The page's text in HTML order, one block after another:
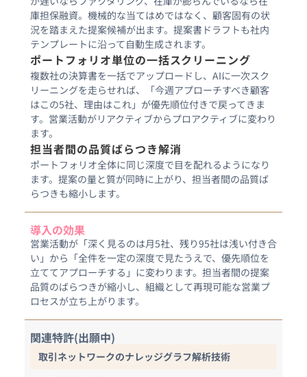
庫担保融資。機械的な当てはめではなく、顧客固有の状
況を踏まえた提案候補が出ます。提案書ドラフトも社内
テンプレートに沿って自動生成されます。
ポートフォリオ単位の一括スクリーニング
複数社の決算書を一括でアップロードし、AIに一次スク
リーニングを走らせれば、「今週アプローチすべき顧客
はこの5社、理由はこれ」が優先順位付きで戻ってきま
す。営業活動がリアクティブからプロアクティブに変わり
ます。
担当者間の品質ばらつき解消
ポートフォリオ全体に同じ深度で目を配れるようになり
ます。提案の量と質が同時に上がり、担当者間の品質ば
らつきも縮小します。
導入の効果
営業活動が「深く見るのは月5社、残り95社は浅い付き合
い」から「全件を一定の深度で見たうえで、優先順位を
立ててアプローチする」に変わります。担当者間の提案
品質のばらつきが縮小し、組織として再現可能な営業プ
ロセスが立ち上がります。
関連特許(出願中)
取引ネットワークのナレッジグラフ解析技術